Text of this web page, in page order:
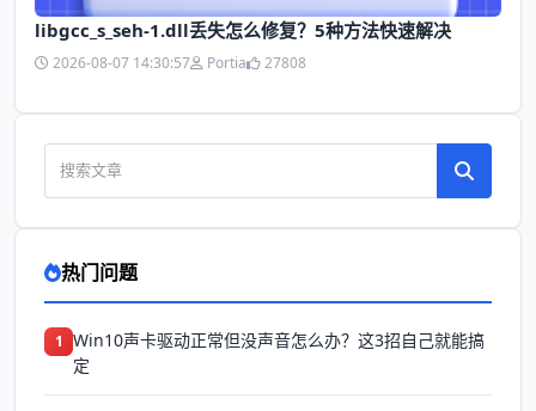
libgcc_s_seh-1.dll丢失怎么修复？5种方法快速解决
2026-08-07 14:30:57 Portia 27808
热门问题
1 Win10声卡驱动正常但没声音怎么办？这3招自己就能搞
定